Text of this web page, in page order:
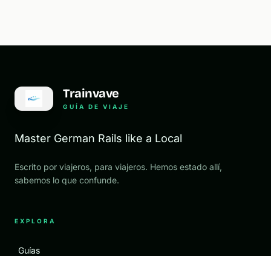
Trainvave
GUÍA DE VIAJE
Master German Rails like a Local
Escrito por viajeros, para viajeros. Hemos estado allí,
sabemos lo que confunde.
EXPLORA
Guías